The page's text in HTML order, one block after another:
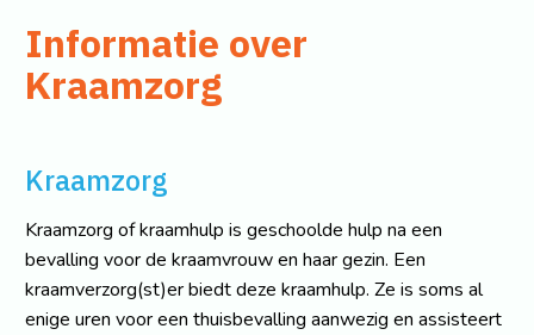
Informatie over
Kraamzorg
Kraamzorg
Kraamzorg of kraamhulp is geschoolde hulp na een
bevalling voor de kraamvrouw en haar gezin. Een
kraamverzorg(st)er biedt deze kraamhulp. Ze is soms al
enige uren voor een thuisbevalling aanwezig en assisteert